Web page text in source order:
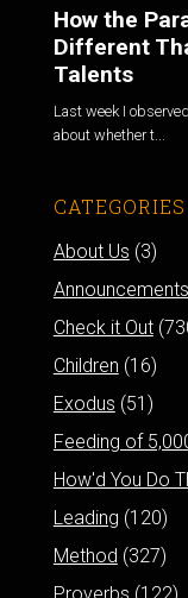
How the
Different
Talents
Last week I
about whether t...
CATEGORIES
About Us (3)
Announcements
Check it Out
Children (16)
Exodus (51)
Feeding of
How'd You Do
Leading (120)
Method (327)